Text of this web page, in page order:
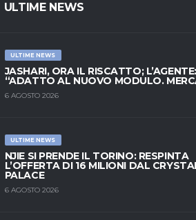
ULTIME NEWS
ULTIME NEWS
JASHARI, ORA IL RISCATTO; L’AGENTE:
“ADATTO AL NUOVO MODULO.
6 AGOSTO 2026
ULTIME NEWS
NJIE SI PRENDE IL TORINO: RESPINTA
L’OFFERTA DI 16 MILIONI DAL
PALACE
6 AGOSTO 2026